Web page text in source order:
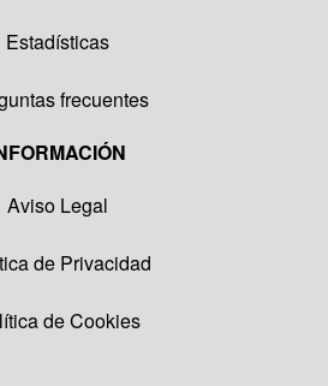
Estadísticas
frecuentes
Aviso Legal
de Privacidad
de Cookies